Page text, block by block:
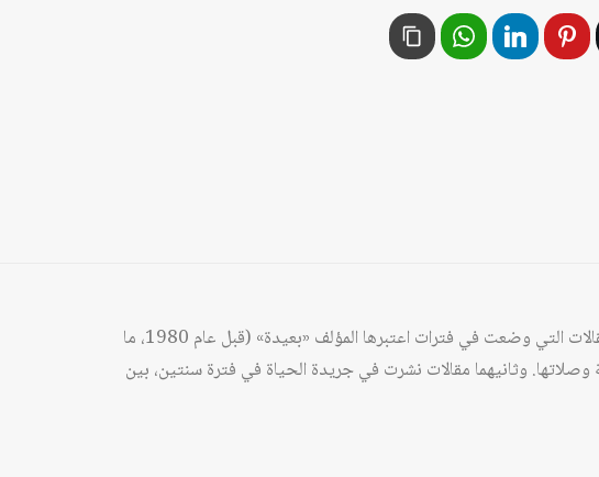
هذا الكتاب هو الجزء الأول من أربعة مجلدات تضمّ مجموعة من المقالات؛ أولهما مختارات إضافية من المحاضرات والمقالات التي وضعت في فترات اعتبرها المؤلف «بعيدة» (قبل عام 1980، ما
المشتركة وصلاتها. وثانيهما مقالات نشرت في جريدة الحياة في فترة سنتين، بين